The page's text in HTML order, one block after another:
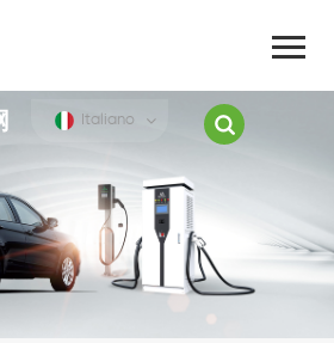
Italiano